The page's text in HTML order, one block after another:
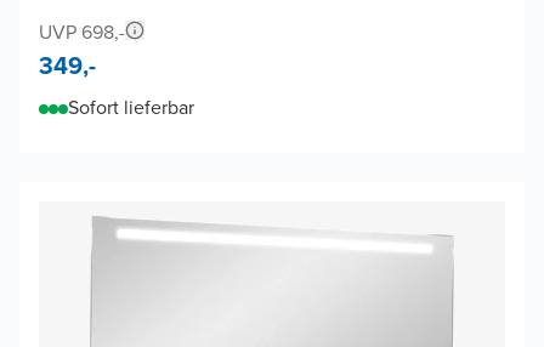
UVP 698,-
349,-
Sofort lieferbar